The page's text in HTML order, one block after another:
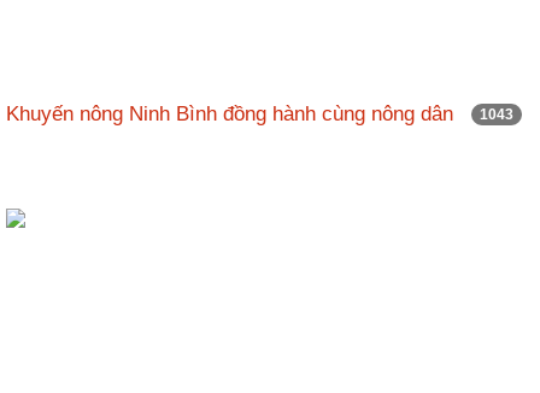
Khuyến nông Ninh Bình đồng hành cùng nông dân 1043